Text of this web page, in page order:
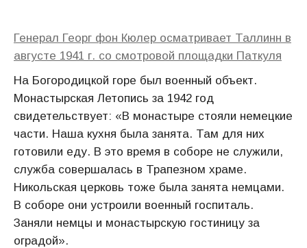
Генерал Георг фон Кюлер осматривает Таллинн в
августе 1941 г. со смотровой площадки Паткуля
На Богородицкой горе был военный объект.
Монастырская Летопись за 1942 год
свидетельствует: «В монастыре стояли немецкие
части. Наша кухня была занята. Там для них
готовили еду. В это время в соборе не служили,
служба совершалась в Трапезном храме.
Никольская церковь тоже была занята немцами.
В соборе они устроили военный госпиталь.
Заняли немцы и монастырскую гостиницу за
оградой».